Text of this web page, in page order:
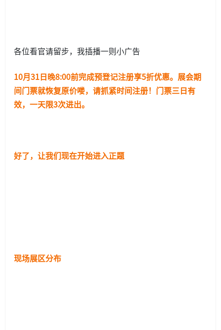
各位看官请留步，我插播一则小广告
10月31日晚8:00前完成预登记注册享5折优惠。展会期
间门票就恢复原价喽，请抓紧时间注册！门票三日有
效，一天限3次进出。
好了，让我们现在开始进入正题
现场展区分布